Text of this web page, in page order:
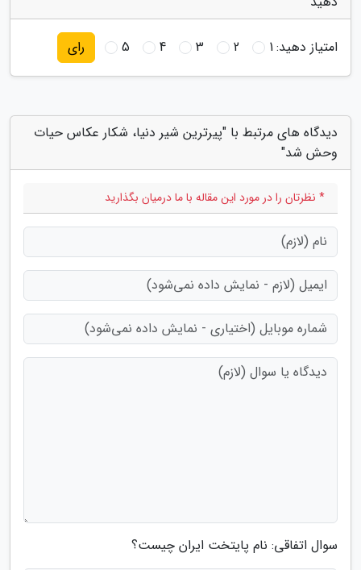
امتیاز دهید:1
2
3
4
5 رای
دیدگاه های مرتبط با "پیرترین شیر دنیا، شکار عکاس حیات
وحش شد"
* نظرتان را در مورد این مقاله با ما درمیان بگذارید
سوال اتفاقی: نام پایتخت ایران چیست؟